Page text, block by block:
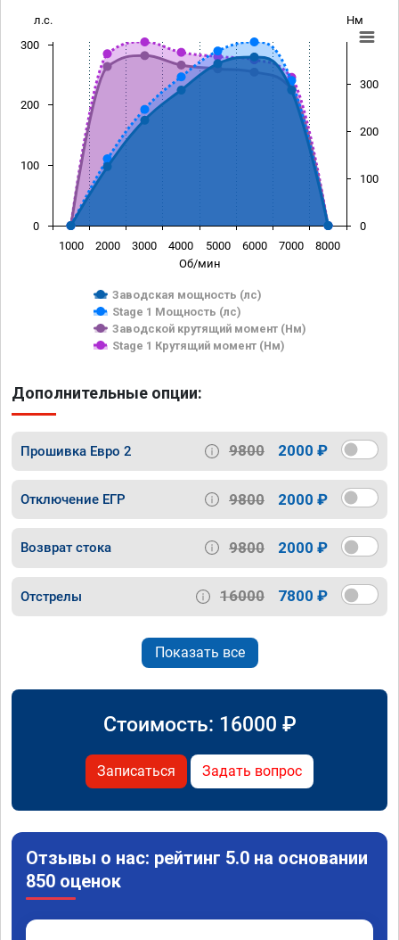
Об/мин
л.с. Нм
Заводская мощность (лс)
Stage 1 Мощность (лс)
Заводской крутящий момент (Нм)
Stage 1 Крутящий момент (Нм)
1000 2000 3000 4000 5000 6000 7000 8000
0
100
200
300
0
100
200
300
Дополнительные опции:
Прошивка Евро 2 9800 2000 ₽
Отключение ЕГР 9800 2000 ₽
Возврат стока 9800 2000 ₽
Отстрелы 16000 7800 ₽
Показать все
Стоимость: 16000 ₽
Записаться Задать вопрос
Отзывы о нас: рейтинг 5.0 на основании
850 оценок